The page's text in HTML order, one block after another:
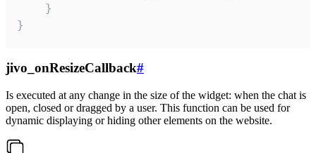
    }
}
jivo_onResizeCallback#
Is executed at any change in the size of the widget: when the chat is
open, closed or dragged by a user. This function can be used for
dynamic displaying or hiding other elements on the website.